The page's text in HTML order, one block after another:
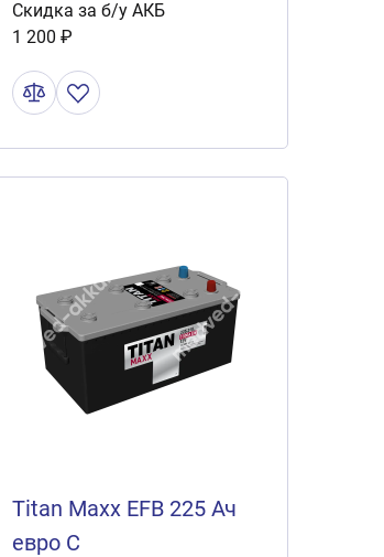
Скидка за б/у АКБ
1 200 ₽
Titan Maxx EFB 225 Ач
евро C